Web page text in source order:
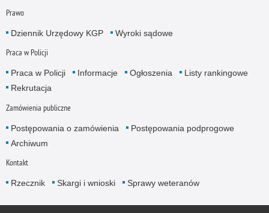
Prawo
Dziennik Urzędowy KGP Wyroki sądowe
Praca w Policji
Praca w Policji Informacje Ogłoszenia
Listy rankingowe
Rekrutacja
Zamówienia publiczne
Postępowania o zamówienia
Postępowania podprogowe
Archiwum
Kontakt
Rzecznik Skargi i wnioski Sprawy weteranów